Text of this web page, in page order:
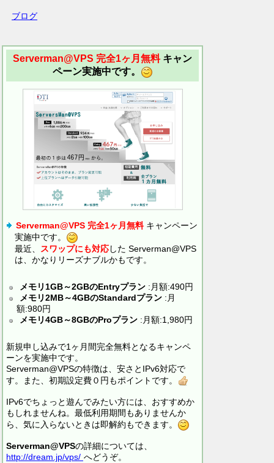
ブログ
Serverman@VPS 完全1ヶ月無料キャン
ペーン実施中です。
Serverman@VPS 完全1ヶ月無料キャンペーン
実施中です。
最近、 スワップにも対応した Serverman@VPS
は、かなりリーズナブルかもです。
メモリ1GB～2GBのEntryプラン :月額:490円
メモリ2MB～4GBのStandardプラン :月
額:980円
メモリ4GB～8GBのProプラン :月額:1,980円
新規申し込みで1ヶ月間完全無料となるキャンペ
ーンを実施中です。
Serverman@VPSの特徴は、安さとIPv6対応で
す。また、初期設定費０円もポイントです。
IPv6でちょっと遊んでみたい方には、おすすめか
もしれませんね。最低利用期間もありませんか
ら、気に入らないときは即解約もできます。
Serverman@VPSの詳細については、
http://dream.jp/vps/ へどうぞ。